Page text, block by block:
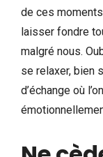
de ces
laisser fondre
malgré nous.
se relaxer, bien
d’échange où